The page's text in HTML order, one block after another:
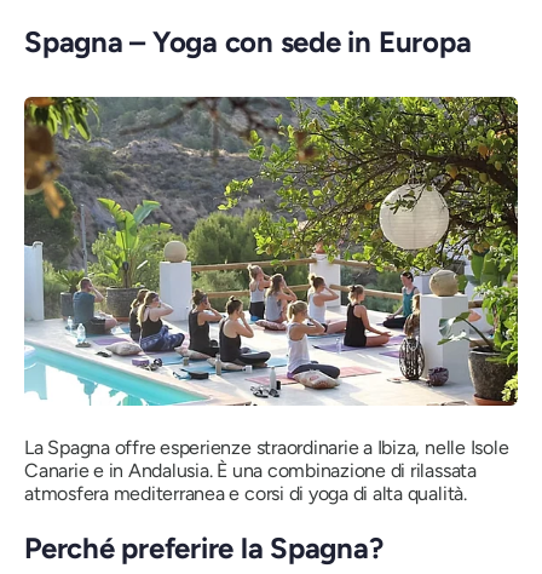
Spagna – Yoga con sede in Europa
La Spagna offre esperienze straordinarie a Ibiza, nelle Isole
Canarie e in Andalusia. È una combinazione di rilassata
atmosfera mediterranea e corsi di yoga di alta qualità.
Perché preferire la Spagna?